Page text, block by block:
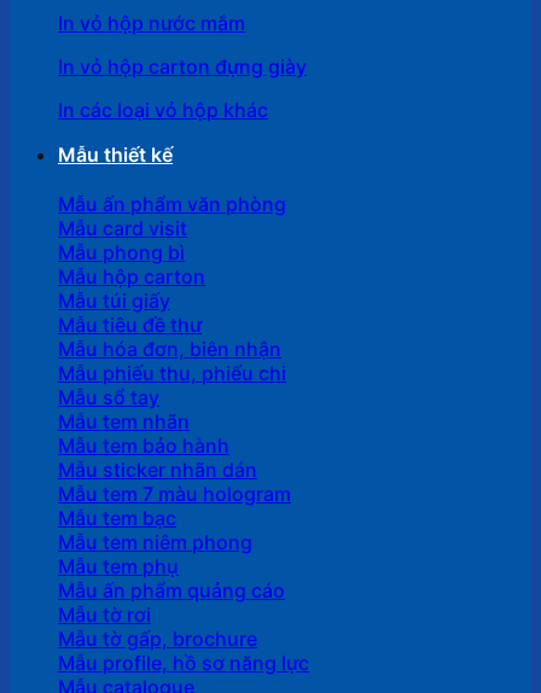
In vỏ hộp nước mắm
In vỏ hộp carton đựng giày
In các loại vỏ hộp khác
Mẫu thiết kế
Mẫu ấn phẩm văn phòng
Mẫu card visit
Mẫu phong bì
Mẫu hộp carton
Mẫu túi giấy
Mẫu tiêu đề thư
Mẫu hóa đơn, biên nhận
Mẫu phiếu thu, phiếu chi
Mẫu sổ tay
Mẫu tem nhãn
Mẫu tem bảo hành
Mẫu sticker nhãn dán
Mẫu tem 7 màu hologram
Mẫu tem bạc
Mẫu tem niêm phong
Mẫu tem phụ
Mẫu ấn phẩm quảng cáo
Mẫu tờ rơi
Mẫu tờ gấp, brochure
Mẫu profile, hồ sơ năng lực
Mẫu catalogue